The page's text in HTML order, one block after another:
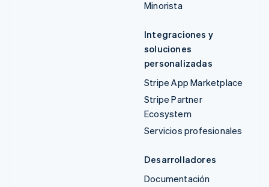
Minorista
Integraciones y
soluciones
personalizadas
Stripe App Marketplace
Stripe Partner
Ecosystem
Servicios profesionales
Desarrolladores
Documentación